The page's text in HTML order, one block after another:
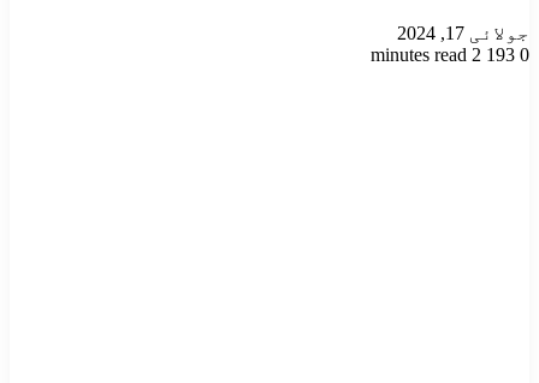
جولائی 17, 2024
0
2 minutes read